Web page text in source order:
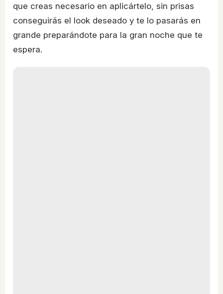
que creas necesario en aplicártelo, sin prisas
conseguirás el look deseado y te lo pasarás en
grande preparándote para la gran noche que te
espera.